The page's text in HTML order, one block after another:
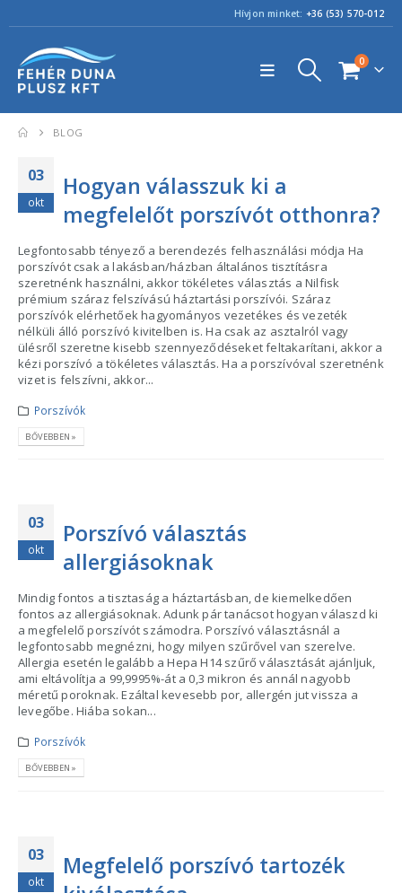
Hívjon minket: +36 (53) 570-012
0
BLOG
03
okt
Hogyan válasszuk ki a
megfelelőt porszívót otthonra?
Legfontosabb tényező a berendezés felhasználási módja Ha
porszívót csak a lakásban/házban általános tisztításra
szeretnénk használni, akkor tökéletes választás a Nilfisk
prémium száraz felszívású háztartási porszívói. Száraz
porszívók elérhetőek hagyományos vezetékes és vezeték
nélküli álló porszívó kivitelben is. Ha csak az asztalról vagy
ülésről szeretne kisebb szennyeződéseket feltakarítani, akkor a
kézi porszívó a tökéletes választás. Ha a porszívóval szeretnénk
vizet is felszívni, akkor...
Porszívók
BŐVEBBEN »
03
okt
Porszívó választás
allergiásoknak
Mindig fontos a tisztaság a háztartásban, de kiemelkedően
fontos az allergiásoknak. Adunk pár tanácsot hogyan válaszd ki
a megfelelő porszívót számodra. Porszívó választásnál a
legfontosabb megnézni, hogy milyen szűrővel van szerelve.
Allergia esetén legalább a Hepa H14 szűrő választását ajánljuk,
ami eltávolítja a 99,9995%-át a 0,3 mikron és annál nagyobb
méretű poroknak. Ezáltal kevesebb por, allergén jut vissza a
levegőbe. Hiába sokan...
Porszívók
BŐVEBBEN »
03
okt
Megfelelő porszívó tartozék